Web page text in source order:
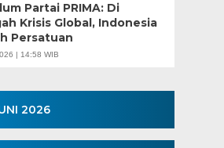
Partai PRIMA: Di
Krisis Global, Indonesia
Persatuan
| 14:58 WIB
2026